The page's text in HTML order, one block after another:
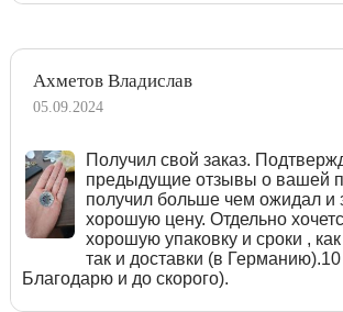
Ахметов Владислав
05.09.2024
Получил свой заказ.
предыдущие отзывы о вашей
получил больше чем ожидал и
хорошую цену. Отдельно
хорошую упаковку и сроки ,
так и доставки (в Германию).10
Благодарю и до скорого).